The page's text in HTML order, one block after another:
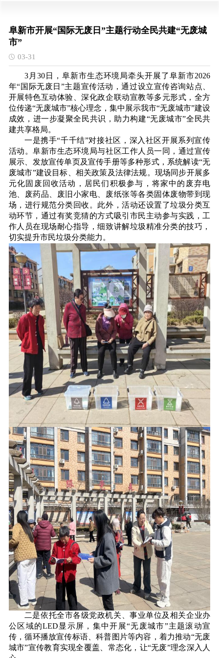
阜新市开展“国际无废日”主题行动全民共建“无废城
市”
03-31
3月30日，阜新市生态环境局牵头开展了阜新市2026
年“国际无废日”主题宣传活动，通过设立宣传咨询站点、
开展特色互动体验、深化政企联动宣教等多元形式，全方
位传递“无废城市”核心理念，集中展示我市“无废城市”建设
成效，进一步凝聚全民共识，助力构建“无废城市”全民共
建共享格局。
一是携手“千千结”对接社区，深入社区开展系列宣传
活动。阜新市生态环境局与社区工作人员一同，通过宣传
展示、发放宣传单页及宣传手册等多种形式，系统解读“无
废城市”建设目标、相关政策及法律法规。现场同步开展多
元化固废回收活动，居民们积极参与，将家中的废弃电
池、废药品、废旧小家电、废纸张等各类固体废物带到现
场，进行规范分类回收。此外，活动还设置了垃圾分类互
动环节，通过有奖竞猜的方式吸引市民主动参与实践，工
作人员在现场耐心指导，细致讲解垃圾精准分类的技巧，
切实提升市民垃圾分类能力。
二是依托全市各级党政机关、事业单位及相关企业办
公区域的LED显示屏，集中开展“无废城市”主题滚动宣
传，循环播放宣传标语、科普图片等内容，着力推动“无废
城市”宣传教育实现全覆盖、常态化，让“无废”理念深入人